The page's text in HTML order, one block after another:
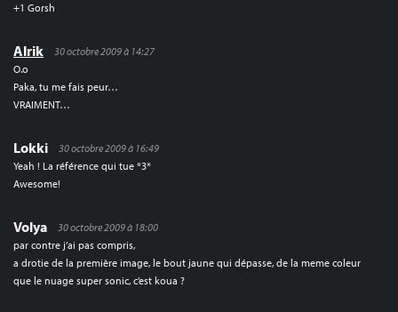
+1 Gorsh
Alrik
30 octobre 2009 à 14:27
O.o
Paka, tu me fais peur…
VRAIMENT…
Lokki
30 octobre 2009 à 16:49
Yeah ! La référence qui tue *3*
Awesome!
Volya
30 octobre 2009 à 18:00
par contre j’ai pas compris,
a drotie de la première image, le bout jaune qui dépasse, de la meme coleur
que le nuage super sonic, c’est koua ?